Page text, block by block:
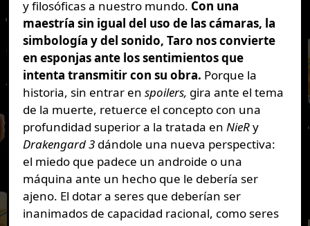
y filosóficas a nuestro mundo. Con una
maestría sin igual del uso de las cámaras, la
simbología y del sonido, Taro nos convierte
en esponjas ante los sentimientos que
intenta transmitir con su obra. Porque la
historia, sin entrar en spoilers, gira ante el tema
de la muerte, retuerce el concepto con una
profundidad superior a la tratada en NieRy
Drakengard 3dándole una nueva perspectiva:
el miedo que padece un androide o una
máquina ante un hecho que le debería ser
ajeno. El dotar a seres que deberían ser
inanimados de capacidad racional, como seres